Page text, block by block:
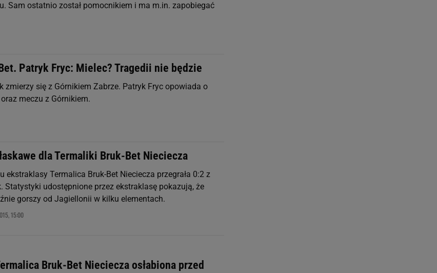
Sam ostatnio został pomocnikiem i ma m.in. zapobiegać
Patryk Fryc: Mielec? Tragedii nie będzie
zmierzy się z Górnikiem Zabrze. Patryk Fryc opowiada o
meczu z Górnikiem.
dla Termaliki Bruk-Bet Nieciecza
ekstraklasy Termalica Bruk-Bet Nieciecza przegrała 0:2 z
Statystyki udostępnione przez ekstraklasę pokazują, że
gorszy od Jagiellonii w kilku elementach.
15:00
Bruk-Bet Nieciecza osłabiona przed